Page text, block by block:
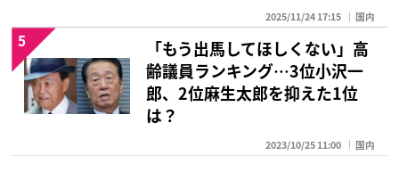
2025/11/24 17:15 国内
「もう出馬してほしくない」高
齢議員ランキング…3位小沢一
郎、2位麻生太郎を抑えた1位
は？
2023/10/25 11:00 国内
5